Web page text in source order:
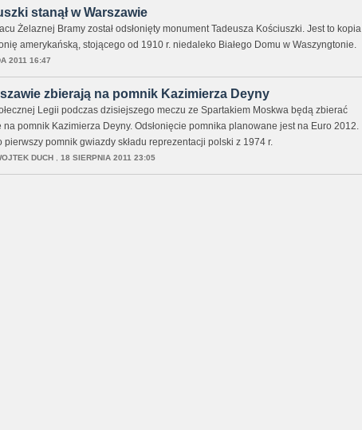
stanął w Warszawie
Żelaznej Bramy został odsłonięty monument Tadeusza Kościuszki. Jest to kopia
amerykańską, stojącego od 1910 r. niedaleko Białego Domu w Waszyngtonie.
2011 16:47
zbierają na pomnik Kazimierza Deyny
Legii podczas dzisiejszego meczu ze Spartakiem Moskwa będą zbierać
na pomnik Kazimierza Deyny. Odsłonięcie pomnika planowane jest na Euro 2012.
pierwszy pomnik gwiazdy składu reprezentacji polski z 1974 r.
DUCH, 18 SIERPNIA 2011 23:05